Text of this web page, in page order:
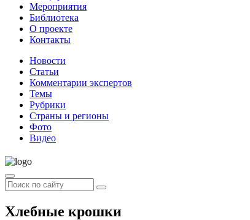
Мероприятия
Библиотека
О проекте
Контакты
Новости
Статьи
Комментарии экспертов
Темы
Рубрики
Страны и регионы
Фото
Видео
Хлебные крошки